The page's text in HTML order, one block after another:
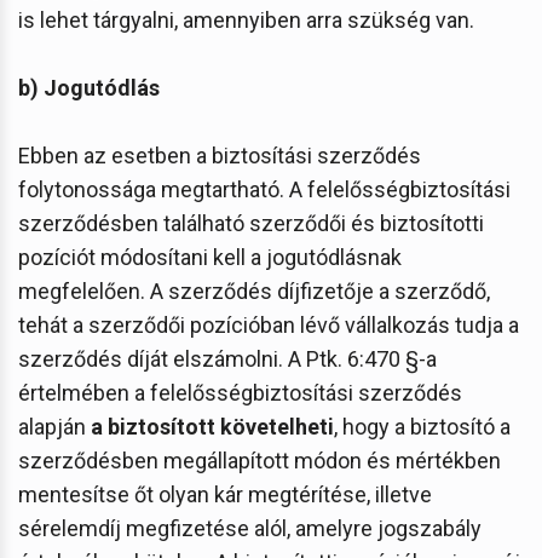
is lehet tárgyalni, amennyiben arra szükség van.
b) Jogutódlás
Ebben az esetben a biztosítási szerződés
folytonossága megtartható. A felelősségbiztosítási
szerződésben található szerződői és biztosítotti
pozíciót módosítani kell a jogutódlásnak
megfelelően. A szerződés díjfizetője a szerződő,
tehát a szerződői pozícióban lévő vállalkozás tudja a
szerződés díját elszámolni. A Ptk. 6:470 §-a
értelmében a felelősségbiztosítási szerződés
alapján a biztosított követelheti, hogy a biztosító a
szerződésben megállapított módon és mértékben
mentesítse őt olyan kár megtérítése, illetve
sérelemdíj megfizetése alól, amelyre jogszabály